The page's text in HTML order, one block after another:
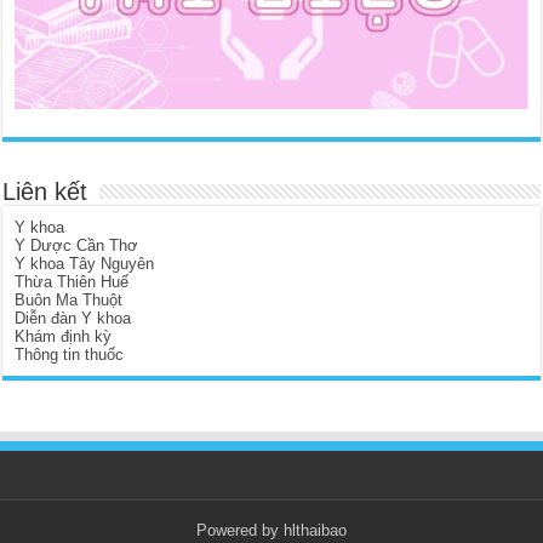
Liên kết
Y khoa
Y Dược Cần Thơ
Y khoa Tây Nguyên
Thừa Thiên Huế
Buôn Ma Thuột
Diễn đàn Y khoa
Khám định kỳ
Thông tin thuốc
Powered by hlthaibao